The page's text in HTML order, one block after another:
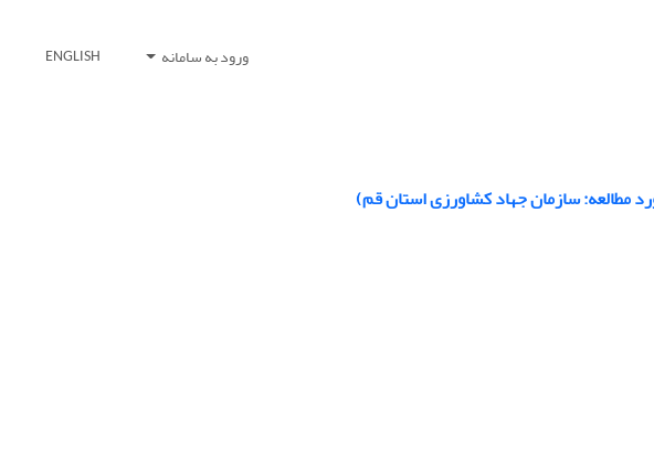
ورود به سامانه ENGLISH
مطالعه: سازمان جهاد کشاورزی استان قم)